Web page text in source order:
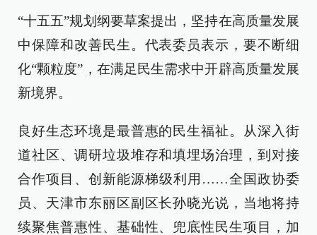
“十五五”规划纲要草案提出，坚持在高质量发展
中保障和改善民生。代表委员表示，要不断细
化“颗粒度”，在满足民生需求中开辟高质量发展
新境界。
良好生态环境是最普惠的民生福祉。从深入街
道社区、调研垃圾堆存和填埋场治理，到对接
合作项目、创新能源梯级利用……全国政协委
员、天津市东丽区副区长孙晓光说，当地将持
续聚焦普惠性、基础性、兜底性民生项目，加